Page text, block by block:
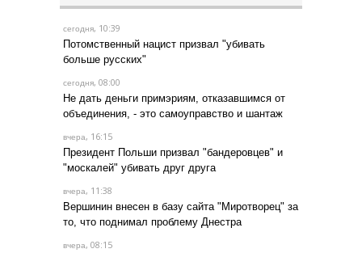
сегодня, 10:39
Потомственный нацист призвал "убивать
больше русских"
сегодня, 08:00
Не дать деньги примэриям, отказавшимся от
объединения, - это самоуправство и шантаж
вчера, 16:15
Президент Польши призвал "бандеровцев" и
"москалей" убивать друг друга
вчера, 11:38
Вершинин внесен в базу сайта "Миротворец" за
то, что поднимал проблему Днестра
вчера, 08:15